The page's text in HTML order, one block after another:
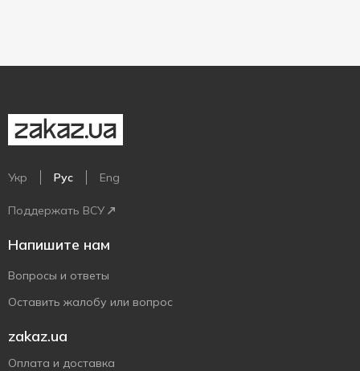
Укр Рус Eng
Поддержать ВСУ
Напишите нам
Вопросы и ответы
Оставить жалобу или вопрос
zakaz.ua
Оплата и доставка